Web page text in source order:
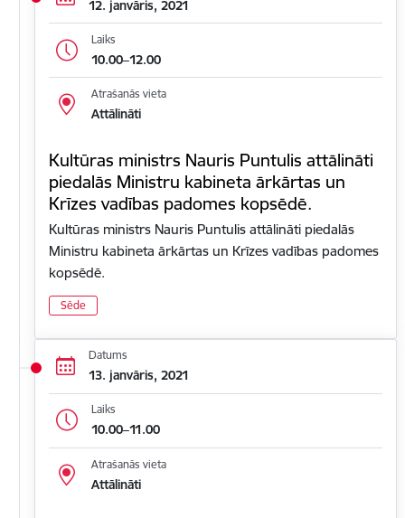
12. janvāris, 2021
Laiks
10.00–12.00
Atrašanās vieta
Attālināti
Kultūras ministrs Nauris Puntulis attālināti
piedalās Ministru kabineta ārkārtas un
Krīzes vadības padomes kopsēdē.
Kultūras ministrs Nauris Puntulis attālināti piedalās
Ministru kabineta ārkārtas un Krīzes vadības padomes
kopsēdē.
Sēde
Datums
13. janvāris, 2021
Laiks
10.00–11.00
Atrašanās vieta
Attālināti